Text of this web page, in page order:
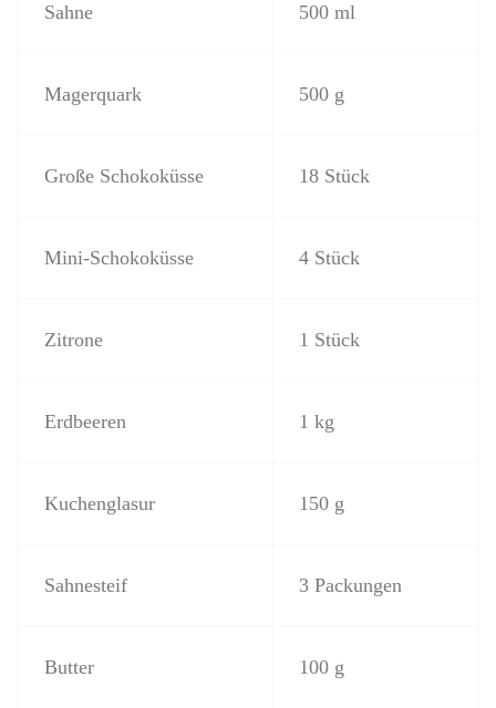
Sahne 500 ml
Magerquark 500 g
Große Schokoküsse 18 Stück
Mini-Schokoküsse 4 Stück
Zitrone 1 Stück
Erdbeeren 1 kg
Kuchenglasur 150 g
Sahnesteif 3 Packungen
Butter 100 g